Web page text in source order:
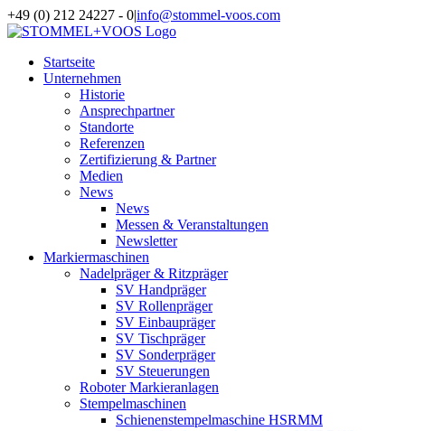
Zum
Inhalt
+49 (0) 212 24227 - 0|info@stommel-voos.com
Startseite
Unternehmen
Historie
Ansprechpartner
Standorte
Referenzen
Zertifizierung & Partner
Medien
News
News
Messen & Veranstaltungen
Newsletter
Markiermaschinen
Nadelpräger & Ritzpräger
SV Handpräger
SV Rollenpräger
SV Einbaupräger
SV Tischpräger
SV Sonderpräger
SV Steuerungen
Roboter Markieranlagen
Stempelmaschinen
Schienenstempelmaschine HSRMM